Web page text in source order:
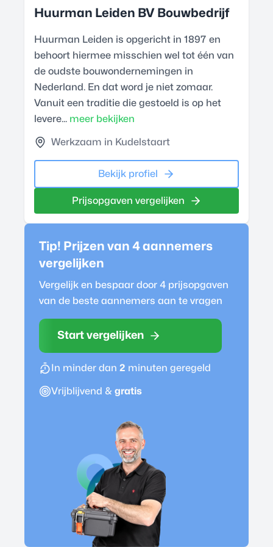
Huurman Leiden BV Bouwbedrijf
Huurman Leiden is opgericht in 1897 en
behoort hiermee misschien wel tot één van
de oudste bouwondernemingen in
Nederland. En dat word je niet zomaar.
Vanuit een traditie die gestoeld is op het
levere... meer bekijken
Werkzaam in Kudelstaart
Bekijk profiel
Prijsopgaven vergelijken
Tip! Prijzen van 4 aannemers
vergelijken
Vergelijk en bespaar door 4 prijsopgaven
van de beste aannemers aan te vragen
Start vergelijken
In minder dan 2 minuten geregeld
Vrijblijvend & gratis